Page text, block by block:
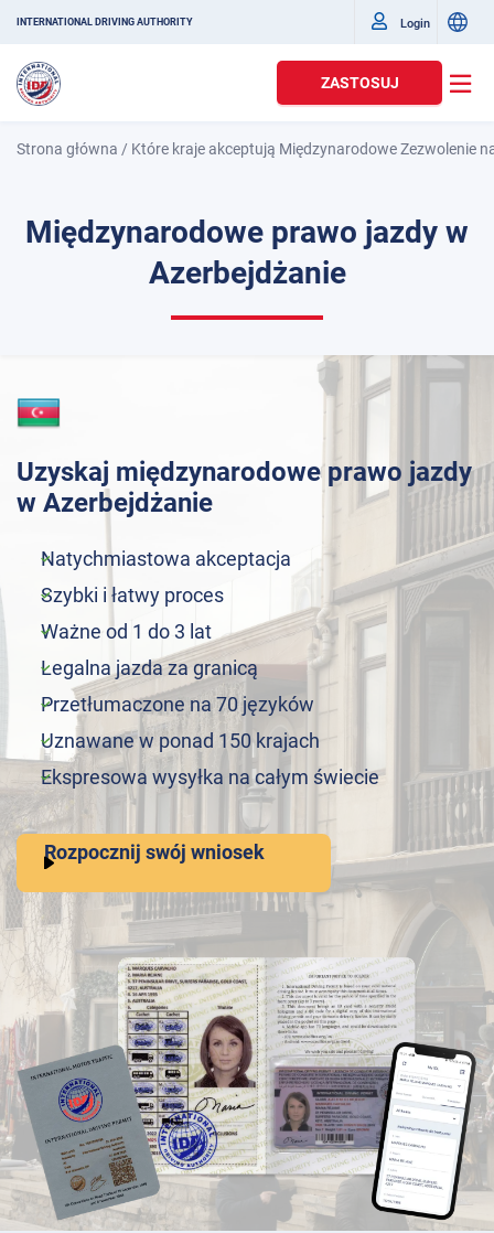
INTERNATIONAL DRIVING AUTHORITY Login
ZASTOSUJ
Strona główna / Które kraje akceptują Międzynarodowe Zezwolenie
Międzynarodowe prawo jazdy w
Azerbejdżanie
Uzyskaj międzynarodowe prawo jazdy
w Azerbejdżanie
Natychmiastowa akceptacja
Szybki i łatwy proces
Ważne od 1 do 3 lat
Legalna jazda za granicą
Przetłumaczone na 70 języków
Uznawane w ponad 150 krajach
Ekspresowa wysyłka na całym świecie
Rozpocznij swój wniosek